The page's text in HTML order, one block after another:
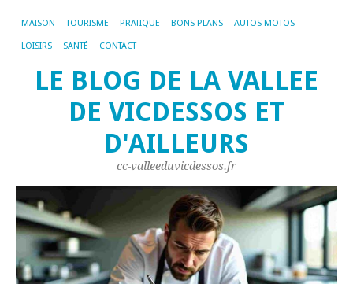
MAISON TOURISME PRATIQUE BONS PLANS AUTOS MOTOS
LOISIRS SANTÉ CONTACT
LE BLOG DE LA VALLEE
DE VICDESSOS ET
D'AILLEURS
cc-valleeduvicdessos.fr